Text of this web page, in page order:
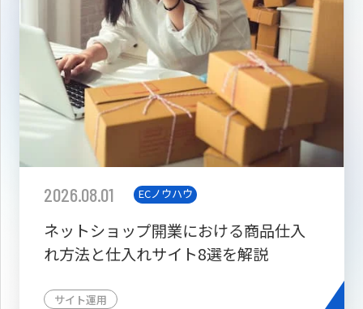
2026.08.01 ECノウハウ
ネットショップ開業における商品仕入
れ方法と仕入れサイト8選を解説
サイト運用